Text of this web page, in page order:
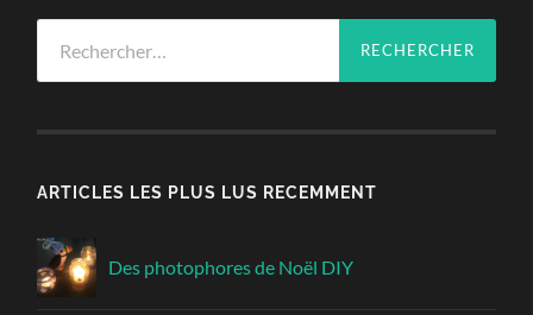
ARTICLES LES PLUS LUS RECEMMENT
Des photophores de Noël DIY